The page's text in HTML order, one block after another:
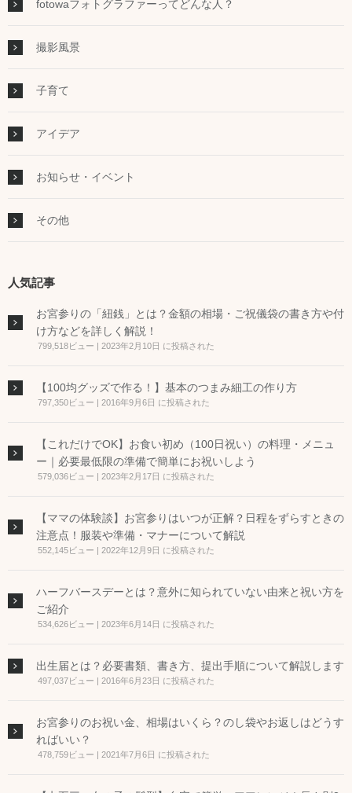
fotowaフォトグラファーってどんな人？
撮影風景
子育て
アイデア
お知らせ・イベント
その他
人気記事
お宮参りの「紐銭」とは？金額の相場・ご祝儀袋の書き方や付
け方などを詳しく解説！
799,518ビュー | 2023年2月10日 に投稿された
【100均グッズで作る！】基本のつまみ細工の作り方
797,350ビュー | 2016年9月6日 に投稿された
【これだけでOK】お食い初め（100日祝い）の料理・メニュ
ー｜必要最低限の準備で簡単にお祝いしよう
579,036ビュー | 2023年2月17日 に投稿された
【ママの体験談】お宮参りはいつが正解？日程をずらすときの
注意点！服装や準備・マナーについて解説
552,145ビュー | 2022年12月9日 に投稿された
ハーフバースデーとは？意外に知られていない由来と祝い方を
ご紹介
534,626ビュー | 2023年6月14日 に投稿された
出生届とは？必要書類、書き方、提出手順について解説します
497,037ビュー | 2016年6月23日 に投稿された
お宮参りのお祝い金、相場はいくら？のし袋やお返しはどうす
ればいい？
478,759ビュー | 2021年7月6日 に投稿された